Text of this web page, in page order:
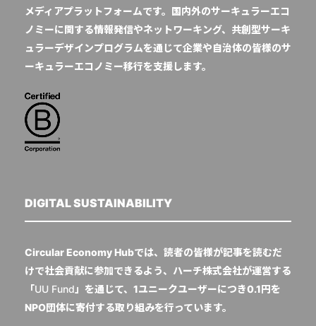
メディアプラットフォームです。国内外のサーキュラーエコ
ノミーに関する情報発信やネットワーキング、共創型サーキ
ュラーデザインプログラムを通じて企業や自治体の皆様のサ
ーキュラーエコノミー移行を支援します。
DIGITAL SUSTAINABILITY
Circular Economy Hubでは、読者の皆様が記事を読むだ
けで社会貢献に参加できるよう、ハーチ株式会社が運営する
「UU Fund 」を通じて、1ユニークユーザーにつき0.1円を
NPO団体に寄付する取り組みを行っています。